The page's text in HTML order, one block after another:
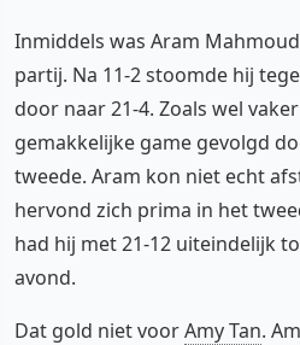
Inmiddels was Aram
partij. Na 11-2 stoomde hij
door naar 21-4. Zoals wel
gemakkelijke game gevolgd
tweede. Aram kon niet echt
hervond zich prima in het
had hij met 21-12 uiteindelijk
avond.
Dat gold niet voorAmy Tan.